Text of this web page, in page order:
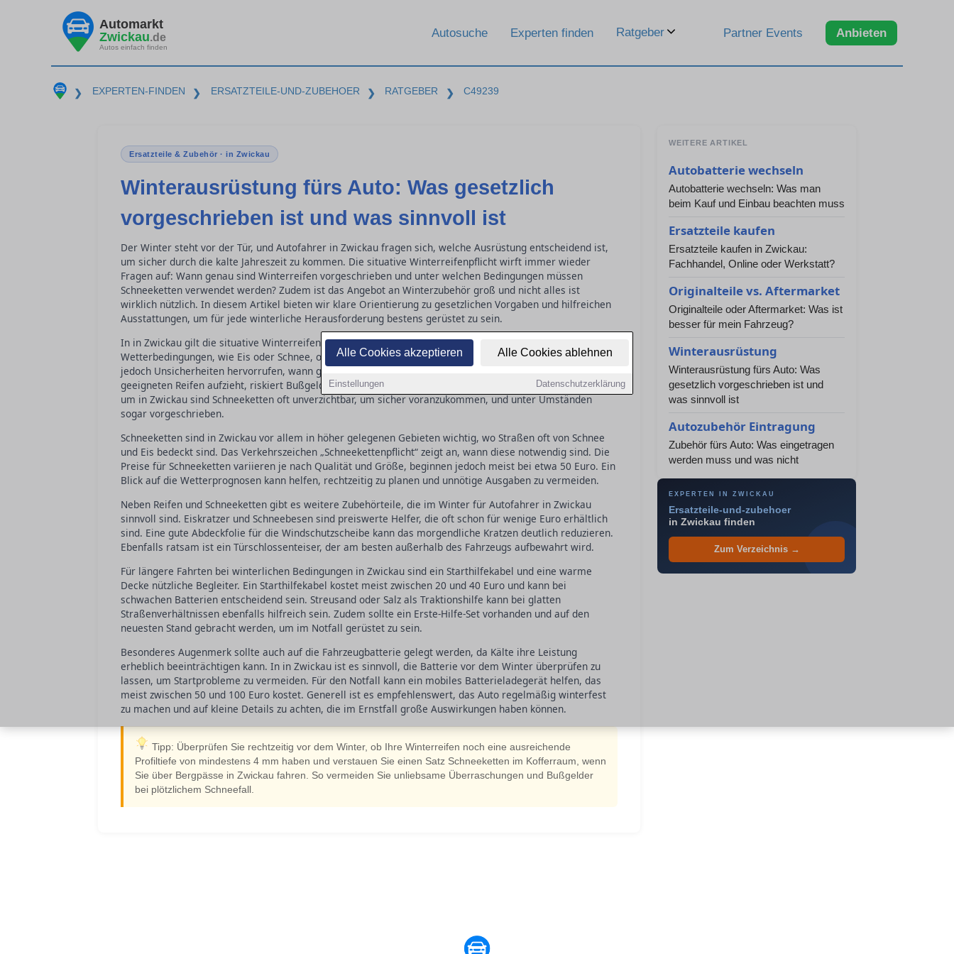
Alle Cookies akzeptieren Alle Cookies ablehnen
Einstellungen Datenschutzerklärung
Automarkt
Zwickau.de
Autos einfach finden
Autosuche Experten finden Ratgeber Partner Events Anbieten
❯ EXPERTEN-FINDEN ❯ ERSATZTEILE-UND-ZUBEHOER ❯ RATGEBER ❯ C49239
Ersatzteile & Zubehör · in Zwickau
Winterausrüstung fürs Auto: Was gesetzlich
vorgeschrieben ist und was sinnvoll ist
Der Winter steht vor der Tür, und Autofahrer in Zwickau fragen sich, welche Ausrüstung entscheidend ist,
um sicher durch die kalte Jahreszeit zu kommen. Die situative Winterreifenpflicht wirft immer wieder
Fragen auf: Wann genau sind Winterreifen vorgeschrieben und unter welchen Bedingungen müssen
Schneeketten verwendet werden? Zudem ist das Angebot an Winterzubehör groß und nicht alles ist
wirklich nützlich. In diesem Artikel bieten wir klare Orientierung zu gesetzlichen Vorgaben und hilfreichen
Ausstattungen, um für jede winterliche Herausforderung bestens gerüstet zu sein.
In in Zwickau gilt die situative Winterreifenpflicht, die bedeutet, dass Winterreifen bei bestimmten
Wetterbedingungen, wie Eis oder Schnee, obligatorisch sind. Diese Regelung bietet mehr Flexibilität, kann
jedoch Unsicherheiten hervorrufen, wann genau welche Reifen genutzt werden müssen. Wer keine
geeigneten Reifen aufzieht, riskiert Bußgelder und Punkte in Flensburg. Besonders in Bergregionen rund
um in Zwickau sind Schneeketten oft unverzichtbar, um sicher voranzukommen, und unter Umständen
sogar vorgeschrieben.
Schneeketten sind in Zwickau vor allem in höher gelegenen Gebieten wichtig, wo Straßen oft von Schnee
und Eis bedeckt sind. Das Verkehrszeichen „Schneekettenpflicht“ zeigt an, wann diese notwendig sind. Die
Preise für Schneeketten variieren je nach Qualität und Größe, beginnen jedoch meist bei etwa 50 Euro. Ein
Blick auf die Wetterprognosen kann helfen, rechtzeitig zu planen und unnötige Ausgaben zu vermeiden.
Neben Reifen und Schneeketten gibt es weitere Zubehörteile, die im Winter für Autofahrer in Zwickau
sinnvoll sind. Eiskratzer und Schneebesen sind preiswerte Helfer, die oft schon für wenige Euro erhältlich
sind. Eine gute Abdeckfolie für die Windschutzscheibe kann das morgendliche Kratzen deutlich reduzieren.
Ebenfalls ratsam ist ein Türschlossenteiser, der am besten außerhalb des Fahrzeugs aufbewahrt wird.
Für längere Fahrten bei winterlichen Bedingungen in Zwickau sind ein Starthilfekabel und eine warme
Decke nützliche Begleiter. Ein Starthilfekabel kostet meist zwischen 20 und 40 Euro und kann bei
schwachen Batterien entscheidend sein. Streusand oder Salz als Traktionshilfe kann bei glatten
Straßenverhältnissen ebenfalls hilfreich sein. Zudem sollte ein Erste-Hilfe-Set vorhanden und auf den
neuesten Stand gebracht werden, um im Notfall gerüstet zu sein.
Besonderes Augenmerk sollte auch auf die Fahrzeugbatterie gelegt werden, da Kälte ihre Leistung
erheblich beeinträchtigen kann. In in Zwickau ist es sinnvoll, die Batterie vor dem Winter überprüfen zu
lassen, um Startprobleme zu vermeiden. Für den Notfall kann ein mobiles Batterieladegerät helfen, das
meist zwischen 50 und 100 Euro kostet. Generell ist es empfehlenswert, das Auto regelmäßig winterfest
zu machen und auf kleine Details zu achten, die im Ernstfall große Auswirkungen haben können.
Tipp: Überprüfen Sie rechtzeitig vor dem Winter, ob Ihre Winterreifen noch eine ausreichende
Profiltiefe von mindestens 4 mm haben und verstauen Sie einen Satz Schneeketten im Kofferraum, wenn
Sie über Bergpässe in Zwickau fahren. So vermeiden Sie unliebsame Überraschungen und Bußgelder
bei plötzlichem Schneefall.
WEITERE ARTIKEL
Autobatterie wechseln
Autobatterie wechseln: Was man
beim Kauf und Einbau beachten muss
Ersatzteile kaufen
Ersatzteile kaufen in Zwickau:
Fachhandel, Online oder Werkstatt?
Originalteile vs. Aftermarket
Originalteile oder Aftermarket: Was ist
besser für mein Fahrzeug?
Winterausrüstung
Winterausrüstung fürs Auto: Was
gesetzlich vorgeschrieben ist und
was sinnvoll ist
Autozubehör Eintragung
Zubehör fürs Auto: Was eingetragen
werden muss und was nicht
EXPERTEN IN ZWICKAU
Ersatzteile-und-zubehoer
in Zwickau finden
Zum Verzeichnis →